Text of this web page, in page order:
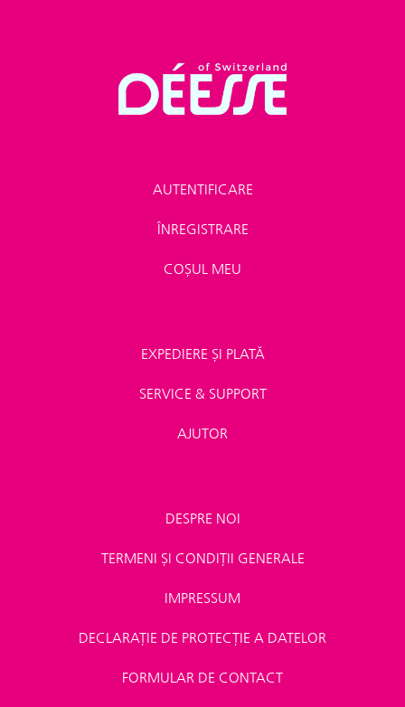
AUTENTIFICARE
ÎNREGISTRARE
COȘUL MEU
EXPEDIERE ȘI PLATĂ
SERVICE & SUPPORT
AJUTOR
DESPRE NOI
TERMENI ȘI CONDIȚII GENERALE
IMPRESSUM
DECLARAȚIE DE PROTECȚIE A DATELOR
FORMULAR DE CONTACT